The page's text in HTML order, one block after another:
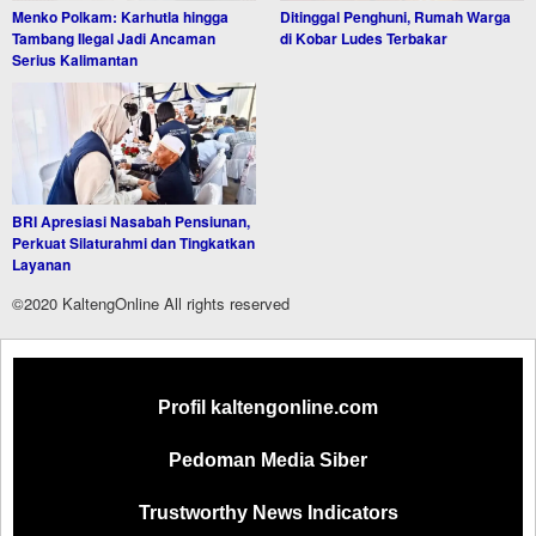
Menko Polkam: Karhutla hingga
Tambang Ilegal Jadi Ancaman
Serius Kalimantan
Ditinggal Penghuni, Rumah Warga
di Kobar Ludes Terbakar
BRI Apresiasi Nasabah Pensiunan,
Perkuat Silaturahmi dan Tingkatkan
Layanan
©2020 KaltengOnline All rights reserved
Profil kaltengonline.com
Pedoman Media Siber
Trustworthy News Indicators